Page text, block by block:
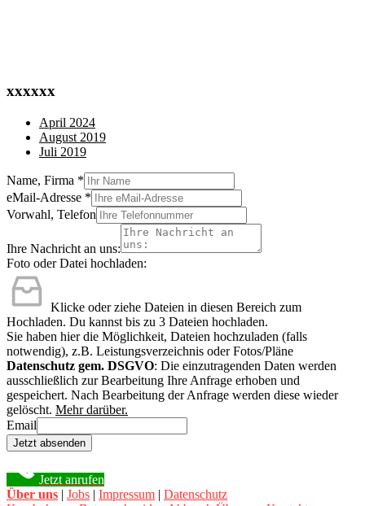
xxxxxx
April 2024
August 2019
Juli 2019
Name, Firma *
eMail-Adresse *
Vorwahl, Telefon
Ihre Nachricht an uns:
Foto oder Datei hochladen:
Klicke oder ziehe Dateien in diesen Bereich zum
Hochladen. Du kannst bis zu 3 Dateien hochladen.
Sie haben hier die Möglichkeit, Dateien hochzuladen (falls
notwendig), z.B. Leistungsverzeichnis oder Fotos/Pläne
Datenschutz gem. DSGVO: Die einzutragenden Daten werden
ausschließlich zur Bearbeitung Ihre Anfrage erhoben und
gespeichert. Nach Bearbeitung der Anfrage werden diese wieder
gelöscht. Mehr darüber.
Email
Jetzt absenden
Jetzt anrufen
Über uns | Jobs | Impressum | Datenschutz